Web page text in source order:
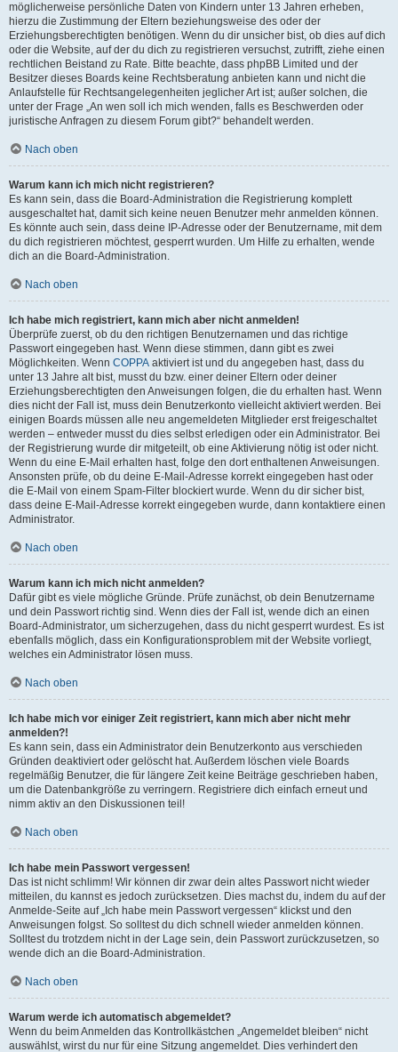
möglicherweise persönliche Daten von Kindern unter 13 Jahren erheben,
hierzu die Zustimmung der Eltern beziehungsweise des oder der
Erziehungsberechtigten benötigen. Wenn du dir unsicher bist, ob dies auf dich
oder die Website, auf der du dich zu registrieren versuchst, zutrifft, ziehe einen
rechtlichen Beistand zu Rate. Bitte beachte, dass phpBB Limited und der
Besitzer dieses Boards keine Rechtsberatung anbieten kann und nicht die
Anlaufstelle für Rechtsangelegenheiten jeglicher Art ist; außer solchen, die
unter der Frage „An wen soll ich mich wenden, falls es Beschwerden oder
juristische Anfragen zu diesem Forum gibt?“ behandelt werden.
Nach oben
Warum kann ich mich nicht registrieren?
Es kann sein, dass die Board-Administration die Registrierung komplett
ausgeschaltet hat, damit sich keine neuen Benutzer mehr anmelden können.
Es könnte auch sein, dass deine IP-Adresse oder der Benutzername, mit dem
du dich registrieren möchtest, gesperrt wurden. Um Hilfe zu erhalten, wende
dich an die Board-Administration.
Nach oben
Ich habe mich registriert, kann mich aber nicht anmelden!
Überprüfe zuerst, ob du den richtigen Benutzernamen und das richtige
Passwort eingegeben hast. Wenn diese stimmen, dann gibt es zwei
Möglichkeiten. Wenn COPPA aktiviert ist und du angegeben hast, dass du
unter 13 Jahre alt bist, musst du bzw. einer deiner Eltern oder deiner
Erziehungsberechtigten den Anweisungen folgen, die du erhalten hast. Wenn
dies nicht der Fall ist, muss dein Benutzerkonto vielleicht aktiviert werden. Bei
einigen Boards müssen alle neu angemeldeten Mitglieder erst freigeschaltet
werden – entweder musst du dies selbst erledigen oder ein Administrator. Bei
der Registrierung wurde dir mitgeteilt, ob eine Aktivierung nötig ist oder nicht.
Wenn du eine E-Mail erhalten hast, folge den dort enthaltenen Anweisungen.
Ansonsten prüfe, ob du deine E-Mail-Adresse korrekt eingegeben hast oder
die E-Mail von einem Spam-Filter blockiert wurde. Wenn du dir sicher bist,
dass deine E-Mail-Adresse korrekt eingegeben wurde, dann kontaktiere einen
Administrator.
Nach oben
Warum kann ich mich nicht anmelden?
Dafür gibt es viele mögliche Gründe. Prüfe zunächst, ob dein Benutzername
und dein Passwort richtig sind. Wenn dies der Fall ist, wende dich an einen
Board-Administrator, um sicherzugehen, dass du nicht gesperrt wurdest. Es ist
ebenfalls möglich, dass ein Konfigurationsproblem mit der Website vorliegt,
welches ein Administrator lösen muss.
Nach oben
Ich habe mich vor einiger Zeit registriert, kann mich aber nicht mehr
anmelden?!
Es kann sein, dass ein Administrator dein Benutzerkonto aus verschieden
Gründen deaktiviert oder gelöscht hat. Außerdem löschen viele Boards
regelmäßig Benutzer, die für längere Zeit keine Beiträge geschrieben haben,
um die Datenbankgröße zu verringern. Registriere dich einfach erneut und
nimm aktiv an den Diskussionen teil!
Nach oben
Ich habe mein Passwort vergessen!
Das ist nicht schlimm! Wir können dir zwar dein altes Passwort nicht wieder
mitteilen, du kannst es jedoch zurücksetzen. Dies machst du, indem du auf der
Anmelde-Seite auf „Ich habe mein Passwort vergessen“ klickst und den
Anweisungen folgst. So solltest du dich schnell wieder anmelden können.
Solltest du trotzdem nicht in der Lage sein, dein Passwort zurückzusetzen, so
wende dich an die Board-Administration.
Nach oben
Warum werde ich automatisch abgemeldet?
Wenn du beim Anmelden das Kontrollkästchen „Angemeldet bleiben“ nicht
auswählst, wirst du nur für eine Sitzung angemeldet. Dies verhindert den